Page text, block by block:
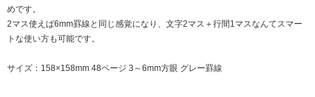
めです。
2マス使えば6mm罫線と同じ感覚になり、文字2マス＋行間1マスなんてスマー
トな使い方も可能です。
サイズ：158×158mm 48ページ 3～6mm方眼 グレー罫線